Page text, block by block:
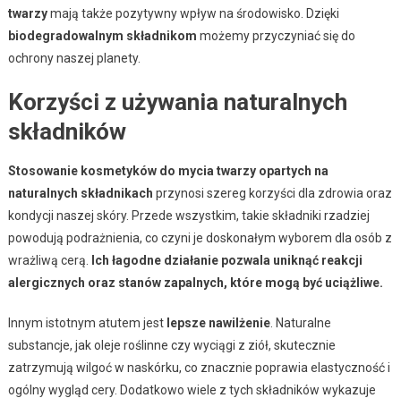
twarzymają także pozytywny wpływ na środowisko. Dzięki
biodegradowalnym składnikom możemy przyczyniać się do
ochrony naszej planety.
Korzyści z używania naturalnych
składników
Stosowanie kosmetyków do mycia twarzy opartych na
naturalnych składnikach przynosi szereg korzyści dla zdrowia oraz
kondycji naszej skóry. Przede wszystkim, takie składniki rzadziej
powodują podrażnienia, co czyni je doskonałym wyborem dla osób z
wrażliwą cerą.
Ich łagodne działanie pozwala uniknąć reakcji
alergicznych oraz stanów zapalnych, które mogą być uciążliwe.
Innym istotnym atutem jest lepsze nawilżenie. Naturalne
substancje, jak oleje roślinne czy wyciągi z ziół, skutecznie
zatrzymują wilgoć w naskórku, co znacznie poprawia elastyczność i
ogólny wygląd cery. Dodatkowo wiele z tych składników wykazuje